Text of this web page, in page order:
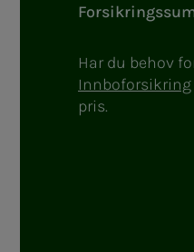
Har du behov
Innboforsikring
pris.